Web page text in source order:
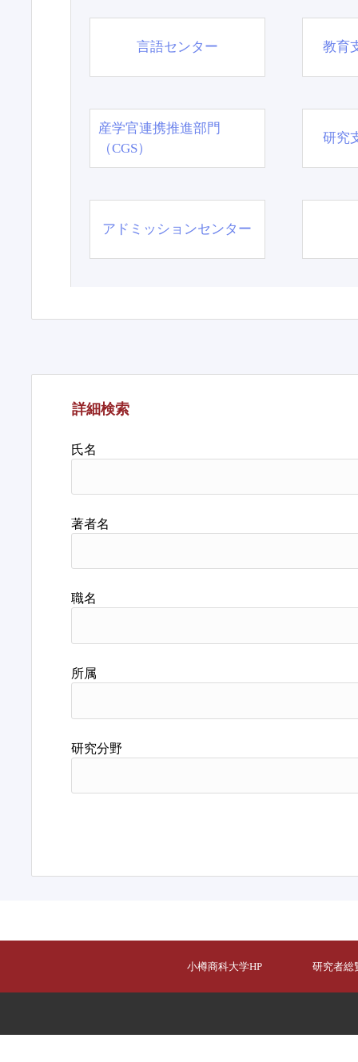
言語センター 教育
産学官連携推進部門
（CGS）
研究
アドミッションセンター
詳細検索
氏名
著者名
職名
所属
研究分野
小樽商科大学HP 研究者総